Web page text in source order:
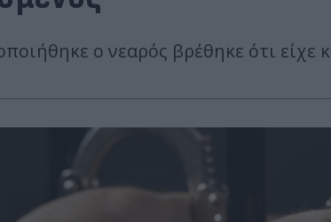
ο νεαρός βρέθηκε ότι